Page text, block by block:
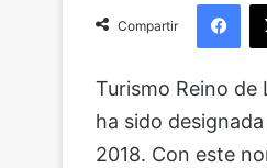
Compartir
Turismo Reino
ha sido
2018. Con este